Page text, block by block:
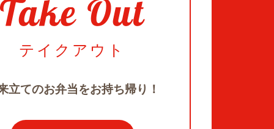
テイクアウト
立てのお弁当をお持ち帰り！